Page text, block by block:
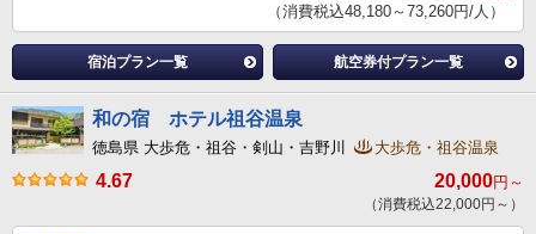
（消費税込48,180～73,260円/人）
宿泊プラン一覧 航空券付プラン一覧
和の宿 ホテル祖谷温泉
徳島県 大歩危・祖谷・剣山・吉野川 大歩危・祖谷温泉
4.67 20,000円～
（消費税込22,000円～）